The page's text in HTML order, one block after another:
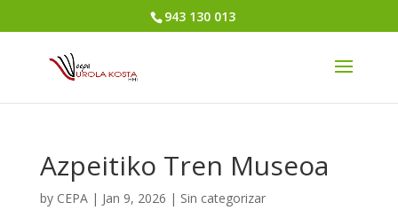
943 130 013
Azpeitiko Tren Museoa
by CEPA| Jan 9, 2026 | Sin categorizar